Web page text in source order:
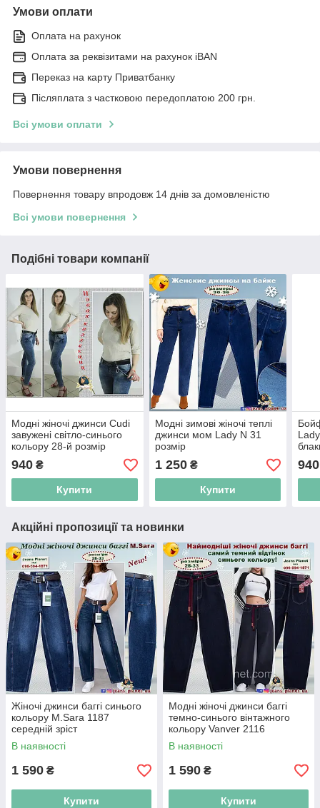
Умови оплати
Оплата на рахунок
Оплата за реквізитами на рахунок iBAN
Переказ на карту Приватбанку
Післяплата з частковою передоплатою 200 грн.
Всі умови оплати
Умови повернення
Повернення товару впродовж 14 днів за домовленістю
Всі умови повернення
Подібні товари компанії
Модні жіночі джинси Cudi
завужені світло-синього
кольору 28-й розмір
940 ₴
Купити
Модні зимові жіночі теплі
джинси мом Lady N 31
розмір
1 250₴
Купити
940
Акційні пропозиції та новинки
Жіночі джинси баггі синього
кольору M.Sara 1187
середній зріст
В наявності
1 590 ₴
Купити
Модні жіночі джинси баггі
темно-синього вінтажного
кольору Vanver 2116
В наявності
1 590 ₴
Купити